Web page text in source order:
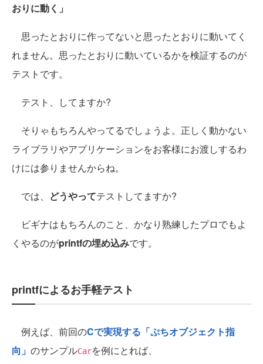
おりに動く」
思ったとおりに作ってないと思ったとおりに動いてく
れません。思ったとおりに動いているかを検証するのが
テストです。
テスト、してますか?
そりゃもちろんやってるでしょうよ。正しく動かない
ライブラリやアプリケーションをお客様にお渡しするわ
けには参りませんからね。
では、 どうやってテストしてますか?
ビギナはもちろんのこと、かなり熟練したプロでもよ
くやるのがprintfの埋め込みです。
printfによるお手軽テスト
例えば、前回のCで実現する「ぷちオブジェクト指
向」 のサンプルCarを例にとれば、